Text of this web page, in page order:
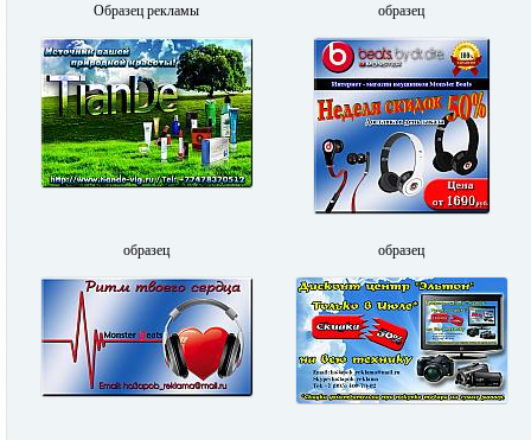
Образец рекламы образец
образец образец